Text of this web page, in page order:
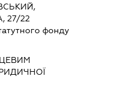
27/22
фонду